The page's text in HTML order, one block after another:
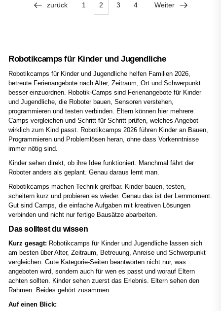
zurück 1 2 3 4 Weiter
Robotikcamps für Kinder und Jugendliche
Robotikcamps für Kinder und Jugendliche helfen Familien 2026,
betreute Ferienangebote nach Alter, Zeitraum, Ort und Schwerpunkt
besser einzuordnen. Robotik-Camps sind Ferienangebote für Kinder
und Jugendliche, die Roboter bauen, Sensoren verstehen,
programmieren und testen verbinden. Eltern können hier mehrere
Camps vergleichen und Schritt für Schritt prüfen, welches Angebot
wirklich zum Kind passt. Robotikcamps 2026 führen Kinder an Bauen,
Programmieren und Problemlösen heran, ohne dass Vorkenntnisse
immer nötig sind.
Kinder sehen direkt, ob ihre Idee funktioniert. Manchmal fährt der
Roboter anders als geplant. Genau daraus lernt man.
Robotikcamps machen Technik greifbar. Kinder bauen, testen,
scheitern kurz und probieren es wieder. Genau das ist der Lernmoment.
Gut sind Camps, die einfache Aufgaben mit kreativen Lösungen
verbinden und nicht nur fertige Bausätze abarbeiten.
Das solltest du wissen
Kurz gesagt: Robotikcamps für Kinder und Jugendliche lassen sich
am besten über Alter, Zeitraum, Betreuung, Anreise und Schwerpunkt
vergleichen. Gute Kategorie-Seiten beantworten nicht nur, was
angeboten wird, sondern auch für wen es passt und worauf Eltern
achten sollten. Kinder sehen zuerst das Erlebnis. Eltern sehen den
Rahmen. Beides gehört zusammen.
Auf einen Blick: